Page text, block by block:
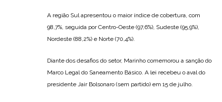
A região Sul apresentou o maior índice de cobertura, com
98,7%, seguida por Centro-Oeste (97,6%), Sudeste (95,9%),
Nordeste (88,2%) e Norte (70,4%).
Diante dos desafios do setor, Marinho comemorou a sanção do
Marco Legal do Saneamento Básico. A lei recebeu o aval do
presidente Jair Bolsonaro (sem partido) em 15 de julho.